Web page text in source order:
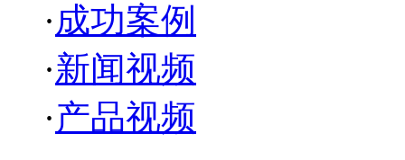
·成功案例
·新闻视频
·产品视频